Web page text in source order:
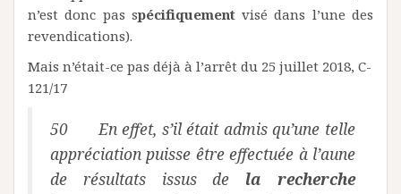
n’est donc pas spécifiquementvisé dans l’une des
revendications).
Mais n’était-ce pas déjà à l’arrêt du 25 juillet 2018, C-
121/17
50 En effet, s’il était admis qu’une telle
appréciation puisse être effectuée à l’aune
de résultats issus de la recherche